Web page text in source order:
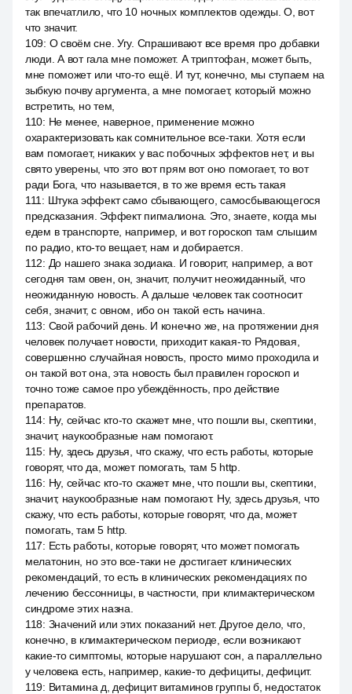
так впечатлило, что 10 ночных комплектов одежды. О, вот
что значит.
109: О своём сне. Угу. Спрашивают все время про добавки
люди. А вот гала мне поможет. А триптофан, может быть,
мне поможет или что-то ещё. И тут, конечно, мы ступаем на
зыбкую почву аргумента, а мне помогает, который можно
встретить, но тем,
110: Не менее, наверное, применение можно
охарактеризовать как сомнительное все-таки. Хотя если
вам помогает, никаких у вас побочных эффектов нет, и вы
свято уверены, что это вот прям вот оно помогает, то вот
ради Бога, что называется, в то же время есть такая
111 : Штука эффект само сбывающего, самосбывающегося
предсказания. Эффект пигмалиона. Это, знаете, когда мы
едем в транспорте, например, и вот гороскоп там слышим
по радио, кто-то вещает, нам и добирается.
112: До нашего знака зодиака. И говорит, например, а вот
сегодня там овен, он, значит, получит неожиданный, что
неожиданную новость. А дальше человек так соотносит
себя, значит, с овном, ибо он такой есть начина.
113: Свой рабочий день. И конечно же, на протяжении дня
человек получает новости, приходит какая-то Рядовая,
совершенно случайная новость, просто мимо проходила и
он такой вот она, эта новость был правилен гороскоп и
точно тоже самое про убеждённость, про действие
препаратов.
114: Ну, сейчас кто-то скажет мне, что пошли вы, скептики,
значит, наукообразные нам помогают.
115: Ну, здесь друзья, что скажу, что есть работы, которые
говорят, что да, может помогать, там 5 http.
116: Ну, сейчас кто-то скажет мне, что пошли вы, скептики,
значит, наукообразные нам помогают. Ну, здесь друзья, что
скажу, что есть работы, которые говорят, что да, может
помогать, там 5 http.
117: Есть работы, которые говорят, что может помогать
мелатонин, но это все-таки не достигает клинических
рекомендаций, то есть в клинических рекомендациях по
лечению бессонницы, в частности, при климактерическом
синдроме этих назна.
118: Значений или этих показаний нет. Другое дело, что,
конечно, в климактерическом периоде, если возникают
какие-то симптомы, которые нарушают сон, а параллельно
у человека есть, например, какие-то дефициты, дефицит.
119: Витамина д, дефицит витаминов группы б, недостаток